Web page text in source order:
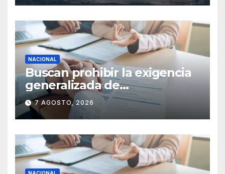
NACIONAL
Buscan prohibir la exigencia
generalizada de
antecedentes penales para
obtener empleo en México
7 AGOSTO, 2026
NACIONAL